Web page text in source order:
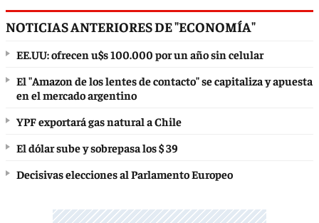
NOTICIAS ANTERIORES DE "ECONOMÍA"
EE.UU: ofrecen u$s 100.000 por un año sin celular
El "Amazon de los lentes de contacto" se capitaliza y apuesta
en el mercado argentino
YPF exportará gas natural a Chile
El dólar sube y sobrepasa los $ 39
Decisivas elecciones al Parlamento Europeo